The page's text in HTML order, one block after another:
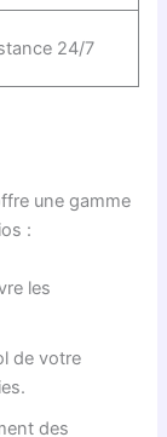
24/7
une gamme
:
les
de votre
des